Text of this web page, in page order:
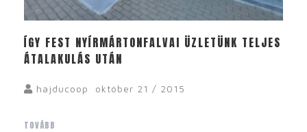
ÍGY FEST NYÍRMÁRTONFALVAI ÜZLETÜNK TELJES
ÁTALAKULÁS UTÁN
hajducoop október 21 / 2015
TOVÁBB